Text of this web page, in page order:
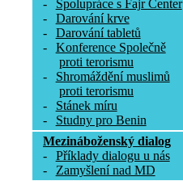
-
Spolupráce s Fajr Center
-
Darování krve
-
Darování tabletů
-
Konference Společně
proti terorismu
-
Shromáždění muslimů
proti terorismu
-
Stánek míru
-
Studny pro Benin
Mezináboženský dialog
-
Příklady dialogu u nás
-
Zamyšlení nad MD